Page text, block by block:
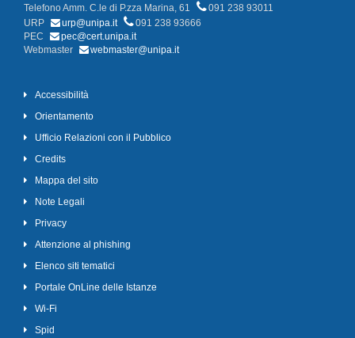
Telefono Amm. C.le di P.zza Marina, 61
091 238 93011
URP
urp@unipa.it
091 238 93666
PEC
pec@cert.unipa.it
Webmaster
webmaster@unipa.it
Accessibilità
Orientamento
Ufficio Relazioni con il Pubblico
Credits
Mappa del sito
Note Legali
Privacy
Attenzione al phishing
Elenco siti tematici
Portale OnLine delle Istanze
Wi-Fi
Spid